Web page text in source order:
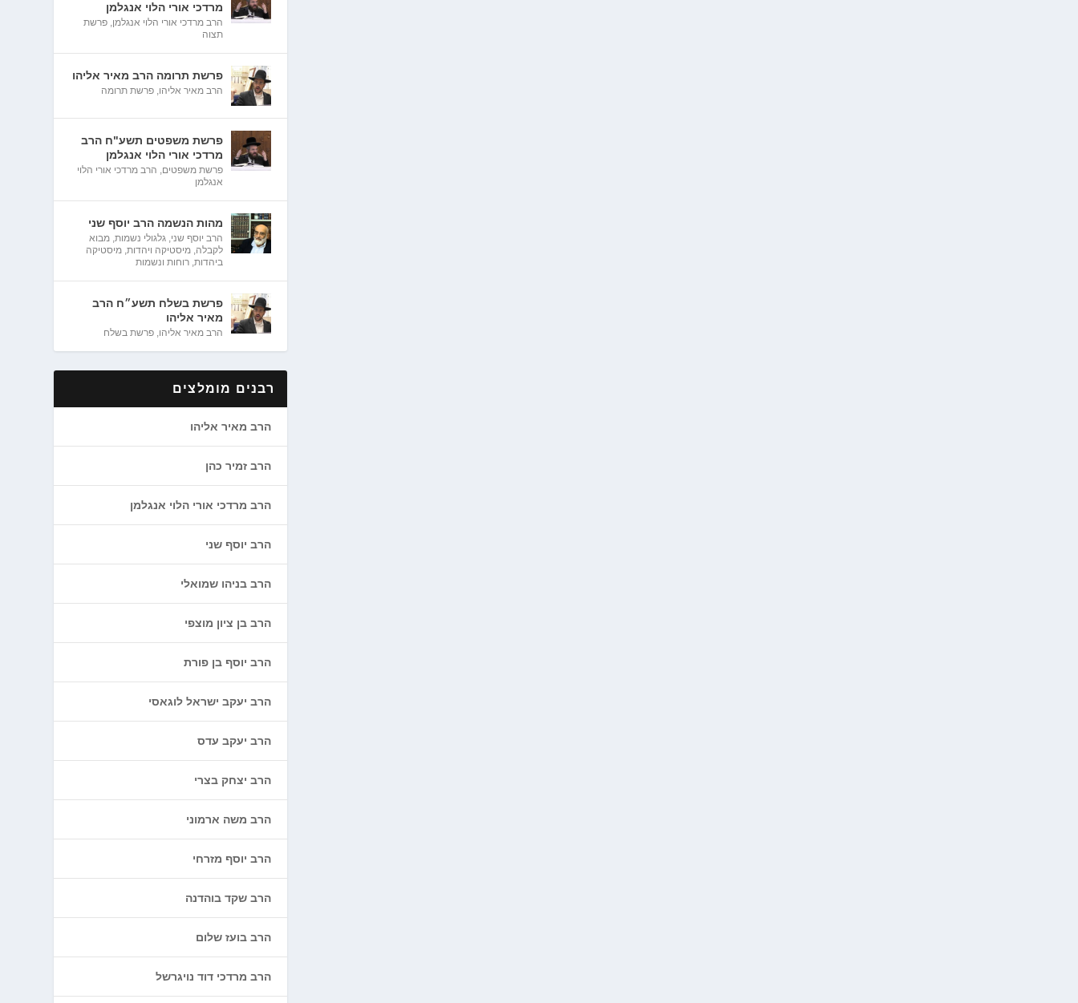
מרדכי אורי הלוי אנגלמן
הרב מרדכי אורי הלוי אנגלמן,פרשת
תצוה
פרשת תרומה הרב מאיר אליהו
הרב מאיר אליהו,פרשת תרומה
פרשת משפטים תשע"ח הרב
מרדכי אורי הלוי אנגלמן
פרשת משפטים, הרב מרדכי אורי הלוי
אנגלמן
מהות הנשמה הרב יוסף שני
הרב יוסף שני,גלגולי נשמות,מבוא
לקבלה,מיסטיקה ויהדות,מיסטיקה
ביהדות,רוחות ונשמות
פרשת בשלח תשע״ח הרב
מאיר אליהו
הרב מאיר אליהו,פרשת בשלח
רבנים מומלצים
הרב מאיר אליהו
הרב זמיר כהן
הרב מרדכי אורי הלוי אנגלמן
הרב יוסף שני
הרב בניהו שמואלי
הרב בן ציון מוצפי
הרב יוסף בן פורת
הרב יעקב ישראל לוגאסי
הרב יעקב עדס
הרב יצחק בצרי
הרב משה ארמוני
הרב יוסף מזרחי
הרב שקד בוהדנה
הרב בועז שלום
הרב מרדכי דוד נויגרשל